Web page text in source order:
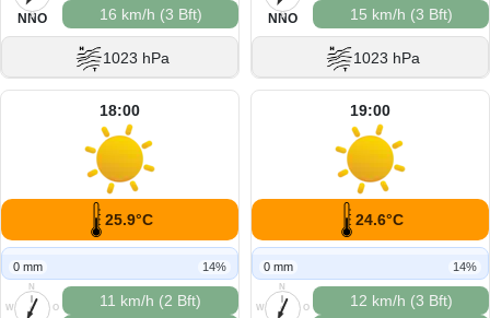
S
NNO
16 km/h (3 Bft)
1023 hPa
S
NNO
15 km/h (3 Bft)
1023 hPa
18:00
25.9°C
0 mm 14%
N
O
W
11 km/h (2 Bft)
19:00
24.6°C
0 mm 14%
N
O
W
12 km/h (3 Bft)